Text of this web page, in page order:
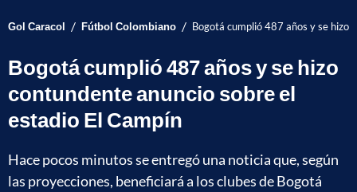
Gol Caracol / Fútbol Colombiano / Bogotá cumplió 487 años y se hizo
Bogotá cumplió 487 años y se hizo
contundente anuncio sobre el
estadio El Campín
Hace pocos minutos se entregó una noticia que, según
las proyecciones, beneficiará a los clubes de Bogotá